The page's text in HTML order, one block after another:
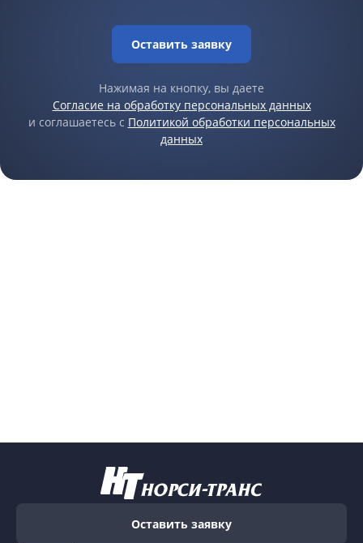
Оставить заявку
Нажимая на кнопку, вы даете
Согласие на обработку персональных данных
и соглашаетесь с Политикой обработки персональных
данных
Оставить заявку